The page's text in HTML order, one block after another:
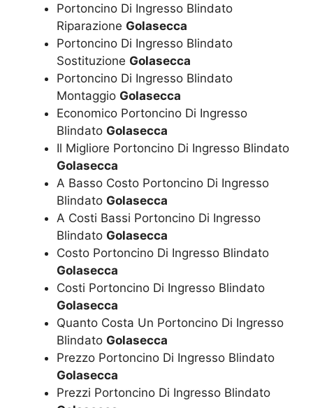
Portoncino Di Ingresso Blindato
Riparazione Golasecca
Portoncino Di Ingresso Blindato
Sostituzione Golasecca
Portoncino Di Ingresso Blindato
Montaggio Golasecca
Economico Portoncino Di Ingresso
Blindato Golasecca
Il Migliore Portoncino Di Ingresso Blindato
Golasecca
A Basso Costo Portoncino Di Ingresso
Blindato Golasecca
A Costi Bassi Portoncino Di Ingresso
Blindato Golasecca
Costo Portoncino Di Ingresso Blindato
Golasecca
Costi Portoncino Di Ingresso Blindato
Golasecca
Quanto Costa Un Portoncino Di Ingresso
Blindato Golasecca
Prezzo Portoncino Di Ingresso Blindato
Golasecca
Prezzi Portoncino Di Ingresso Blindato